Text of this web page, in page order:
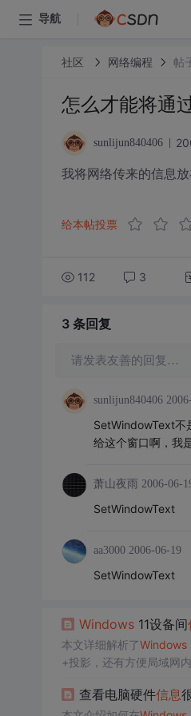
导航
社区 网络编程 帖
怎么才能将通
sunlijun840406
我将网络传来的信息
给本帖投票
112 3
3 条回复
请发表友善的回复…
sunlijun840406
SetWindowText不
给这个窗口啊，我
萧山夜雨 2006-06-
SetWindowText
aa3000 2006-06-19
SetWindowText
Windows11设备间
本文详细解析了Windows
+投影，还有方便局域网
查看电脑硬件信息